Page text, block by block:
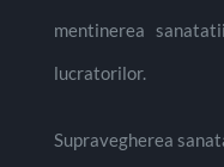
mentinerea
lucratorilor.
Supravegherea